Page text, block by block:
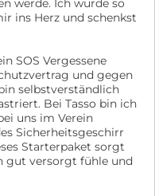
werde. Ich wurde so
ins Herz und schenkst
SOS Vergessene
und gegen
selbstverständlich
Bei Tasso bin ich
uns im Verein
Sicherheitsgeschirr
Starterpaket sorgt
gut versorgt fühle und